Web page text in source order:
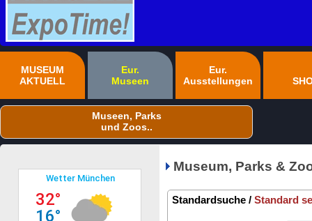
MUSEUM
AKTUELL
Eur.
Museen
Eur.
Ausstellungen
Museen, Parks
und Zoos..
Museum, Parks &
Standardsuche / Standard